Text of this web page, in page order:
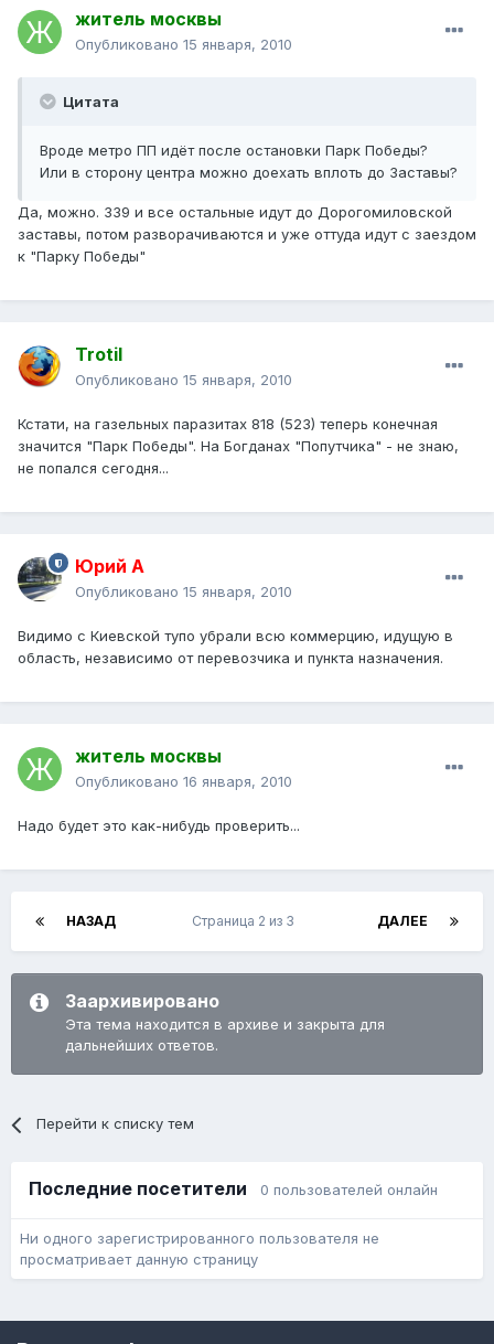
житель москвы
Опубликовано 15 января, 2010
Цитата
Вроде метро ПП идёт после остановки Парк Победы?
Или в сторону центра можно доехать вплоть до Заставы?
Да, можно. 339 и все остальные идут до Дорогомиловской
заставы, потом разворачиваются и уже оттуда идут с заездом
к "Парку Победы"
Trotil
Опубликовано 15 января, 2010
Кстати, на газельных паразитах 818 (523) теперь конечная
значится "Парк Победы". На Богданах "Попутчика" - не знаю,
не попался сегодня...
Юрий А
Опубликовано 15 января, 2010
Видимо с Киевской тупо убрали всю коммерцию, идущую в
область, независимо от перевозчика и пункта назначения.
житель москвы
Опубликовано 16 января, 2010
Надо будет это как-нибудь проверить...
НАЗАД ДАЛЕЕ
Страница 2 из 3
Заархивировано
Эта тема находится в архиве и закрыта для
дальнейших ответов.
Перейти к списку тем
Последние посетители 0 пользователей онлайн
Ни одного зарегистрированного пользователя не
просматривает данную страницу